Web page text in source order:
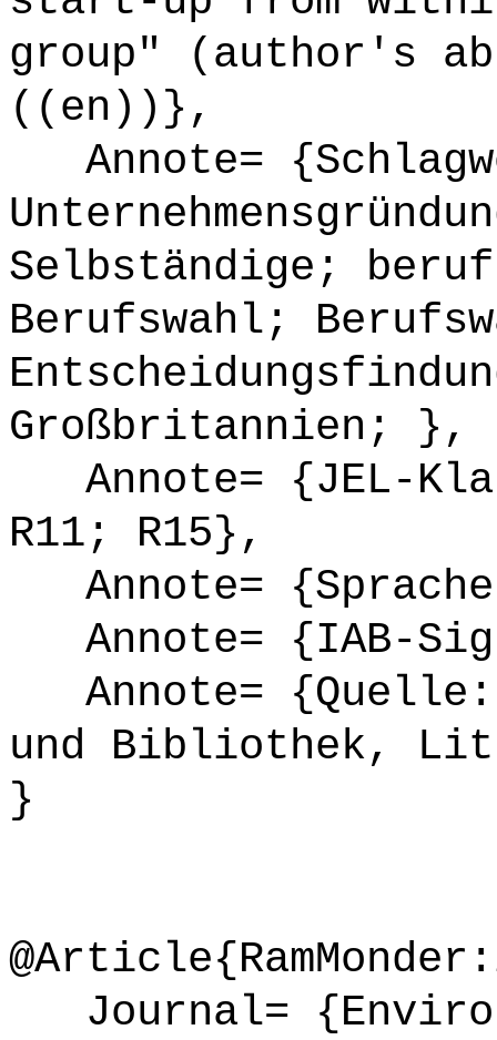
group" (author's
((en))},
Annote=
Selbständige;
Berufswahl;
Großbritannien; },
Annote= {JEL-
R11; R15},
Annote=
Annote= {IAB-
Annote= {Quelle:
und Bibliothek,
}
Journal=